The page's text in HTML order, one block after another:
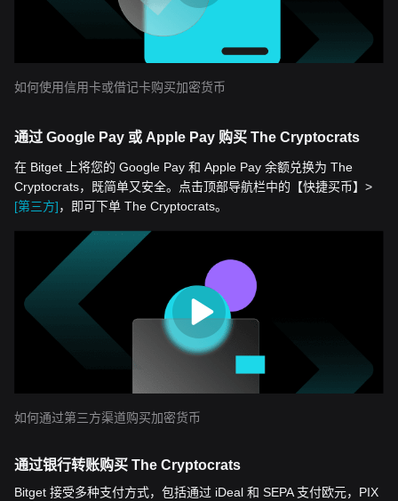
如何使用信用卡或借记卡购买加密货币
通过 Google Pay 或 Apple Pay 购买 The Cryptocrats
在 Bitget 上将您的 Google Pay 和 Apple Pay 余额兑换为 The
Cryptocrats，既简单又安全。点击顶部导航栏中的【快捷买币】>
[第三方]，即可下单 The Cryptocrats。
如何通过第三方渠道购买加密货币
通过银行转账购买 The Cryptocrats
Bitget 接受多种支付方式，包括通过 iDeal 和 SEPA 支付欧元，PIX